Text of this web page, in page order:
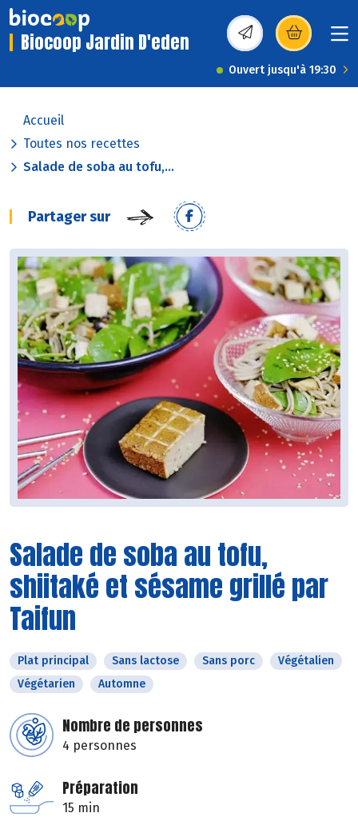
Biocoop Jardin D'eden (s’ouvre dans une
Ouvert jusqu'à 19:30
Accueil
Toutes nos recettes
Salade de soba au tofu,...
Partager sur
Salade de soba au tofu,
shiitaké et sésame grillé par
Taifun
Plat principal Sans lactose Sans porc
Végétalien
Végétarien
Automne
Nombre de personnes
4 personnes
Préparation
15 min